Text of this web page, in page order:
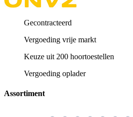
Gecontracteerd
Vergoeding vrije markt
Keuze uit 200 hoortoestellen
Vergoeding oplader
Assortiment